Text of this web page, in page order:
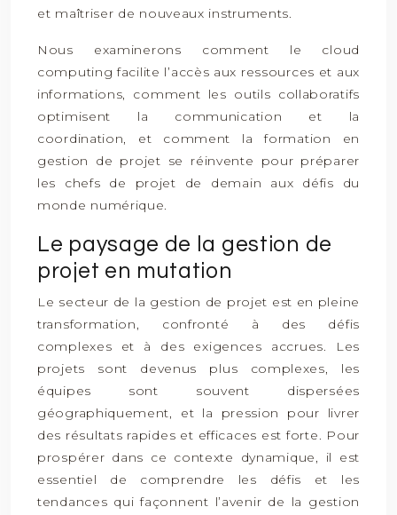
et maîtriser de nouveaux instruments.
Nous examinerons comment le cloud
computing facilite l’accès aux ressources et aux
informations, comment les outils collaboratifs
optimisent la communication et la
coordination, et comment la formation en
gestion de projet se réinvente pour préparer
les chefs de projet de demain aux défis du
monde numérique.
Le paysage de la gestion de
projet en mutation
Le secteur de la gestion de projet est en pleine
transformation, confronté à des défis
complexes et à des exigences accrues. Les
projets sont devenus plus complexes, les
équipes sont souvent dispersées
géographiquement, et la pression pour livrer
des résultats rapides et efficaces est forte. Pour
prospérer dans ce contexte dynamique, il est
essentiel de comprendre les défis et les
tendances qui façonnent l’avenir de la gestion